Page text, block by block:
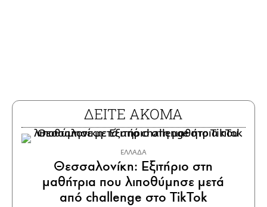
ΔΕΙΤΕ ΑΚΟΜΑ
ΕΛΛΑΔΑ
Θεσσαλονίκη: Εξιτήριο στη
μαθήτρια που λιποθύμησε μετά
από challenge στο TikTok